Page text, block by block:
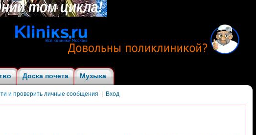
Доска почета Музыка
и проверить личные сообщения Вход